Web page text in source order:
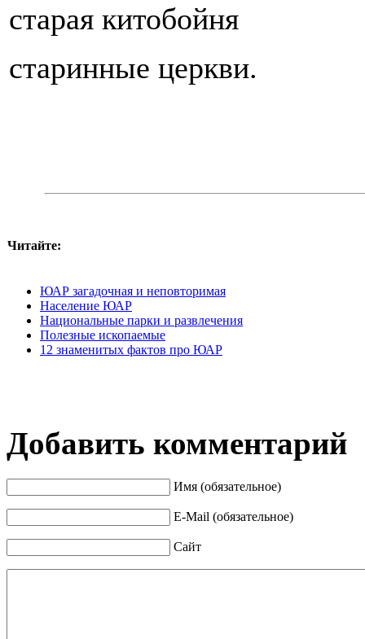
старая китобойня
старинные церкви.
Читайте:
ЮАР загадочная и неповторимая
Население ЮАР
Национальные парки и развлечения
Полезные ископаемые
12 знаменитых фактов про ЮАР
Добавить комментарий
Имя (обязательное)
E-Mail (обязательное)
Сайт